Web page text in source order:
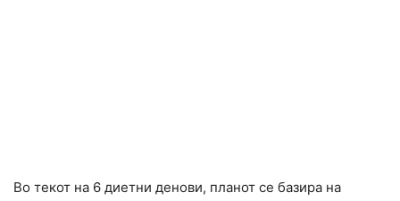
Во текот на 6 диетни денови, планот се базира на